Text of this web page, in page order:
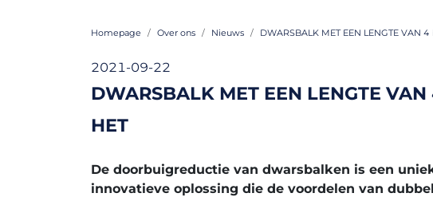
Homepage Over ons Nieuws DWARSBALK MET EEN LENGTE VAN
2021-09-22
DWARSBALK MET EEN LENGTE
HET
De doorbuigreductie van dwarsbalken is een
innovatieve oplossing die de voordelen van